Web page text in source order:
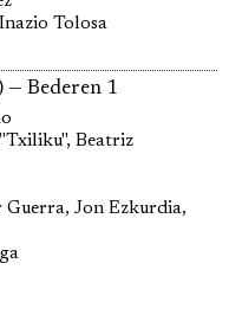
Tolosa
— Bederen 1
Beatriz
Jon Ezkurdia,